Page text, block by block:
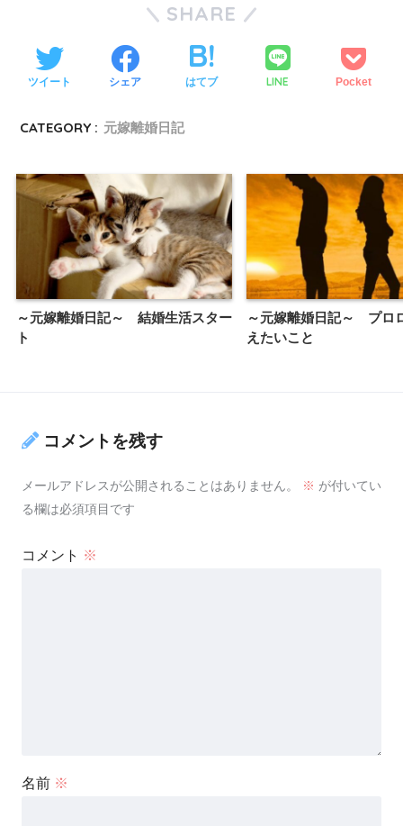
SHARE
ツイート シェア はてブ LINE Pocket
CATEGORY : 元嫁離婚日記
～元嫁離婚日記～ 結婚生活スター
ト
～元嫁離婚日記～ プ
えたいこと
コメントを残す
メールアドレスが公開されることはありません。 ※ が付いてい
る欄は必須項目です
コメント ※
名前 ※